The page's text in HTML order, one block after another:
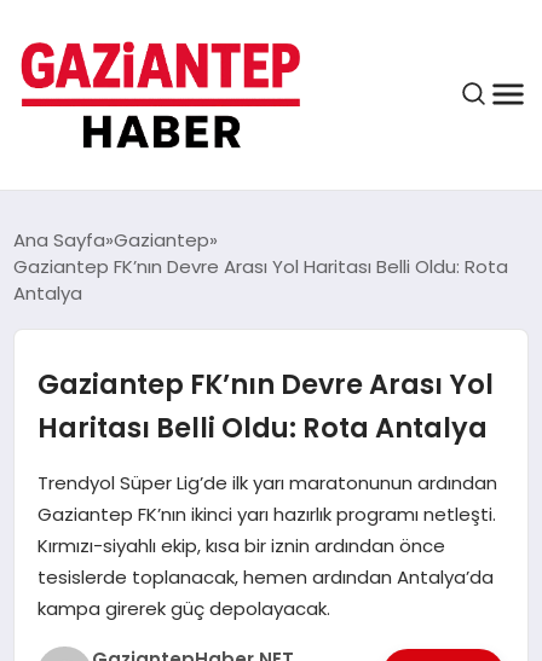
ASAYIŞ
EĞITIM
FINANS
KÜLTÜR VE SANAT
Ana Sayfa Gaziantep
Gaziantep FK’nın Devre Arası Yol Haritası Belli Oldu: Rota
Antalya
Gaziantep FK’nın Devre Arası Yol
Haritası Belli Oldu: Rota Antalya
Trendyol Süper Lig’de ilk yarı maratonunun ardından
Gaziantep FK’nın ikinci yarı hazırlık programı netleşti.
Kırmızı-siyahlı ekip, kısa bir iznin ardından önce
tesislerde toplanacak, hemen ardından Antalya’da
kampa girerek güç depolayacak.